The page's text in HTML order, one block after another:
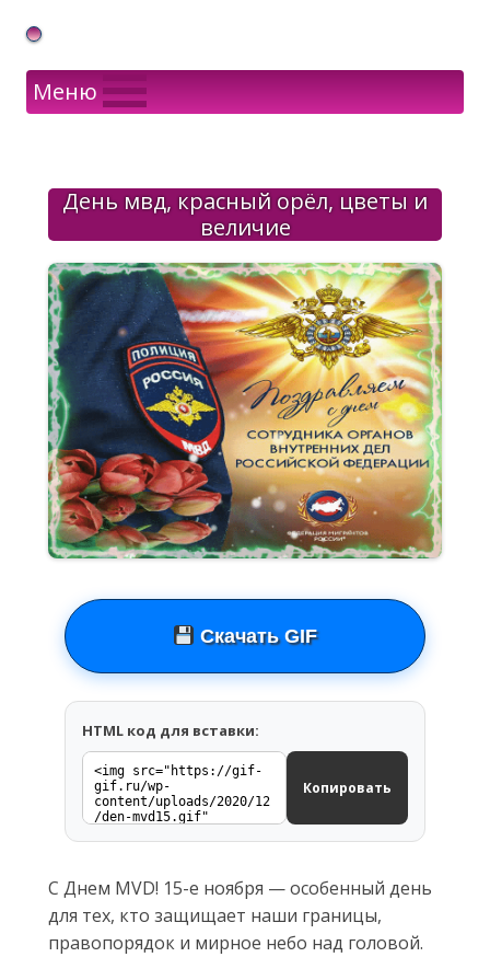
Gif Открытки в подарок
Меню
День мвд, красный орёл, цветы и
величие
Скачать GIF
HTML код для вставки:
Копировать
С Днем МVD! 15-е ноября — особенный день
для тех, кто защищает наши границы,
правопорядок и мирное небо над головой.